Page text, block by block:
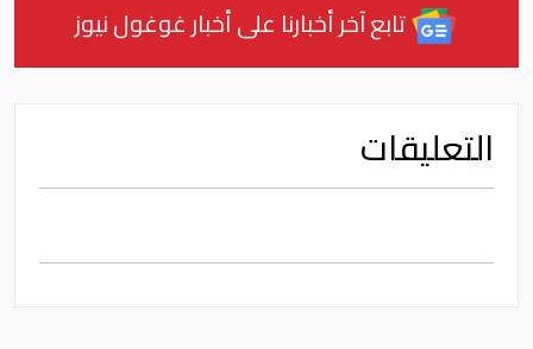
تابع آخر أخبارنا على أخبار غوغول نيوز
التعليقات